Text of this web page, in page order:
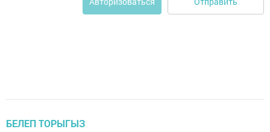
БЕЛЕП ТОРЫГЫЗ